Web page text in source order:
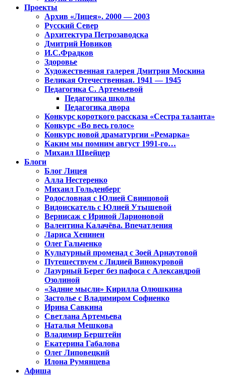
Проекты
Архив «Лицея». 2000 — 2003
Русский Север
Архитектура Петрозаводска
Дмитрий Новиков
И.С.Фрадков
Здоровье
Художественная галерея Дмитрия Москина
Великая Отечественная. 1941 — 1945
Педагогика С. Артемьевой
Педагогика школы
Педагогика двора
Конкурс короткого рассказа «Сестра таланта»
Конкурс «Во весь голос»
Конкурс новой драматургии «Ремарка»
Каким мы помним август 1991-го…
Михаил Швейцер
Блоги
Блог Лицея
Алла Нестеренко
Михаил Гольденберг
Родословная с Юлией Свинцовой
Видоискатель с Юлией Утышевой
Вернисаж с Ириной Ларионовой
Валентина Калачёва. Впечатления
Лариса Хенинен
Олег Гальченко
Культурный променад с Зоей Арнаутовой
Путешествуем с Лидией Винокуровой
Лазурный Берег без пафоса с Александрой
Озолиной
«Задние мысли» Кирилла Олюшкина
Застолье с Владимиром Софиенко
Ирина Савкина
Светлана Артемьева
Наталья Мешкова
Владимир Берштейн
Екатерина Габалова
Олег Липовецкий
Илона Румянцева
Афиша